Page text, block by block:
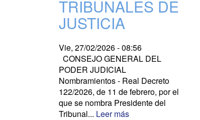
TRIBUNALES DE
JUSTICIA
Vie, 27/02/2026 - 08:56
CONSEJO GENERAL DEL
PODER JUDICIAL
Nombramientos - Real Decreto
122/2026, de 11 de febrero, por el
que se nombra Presidente del
Tribunal... Leer más